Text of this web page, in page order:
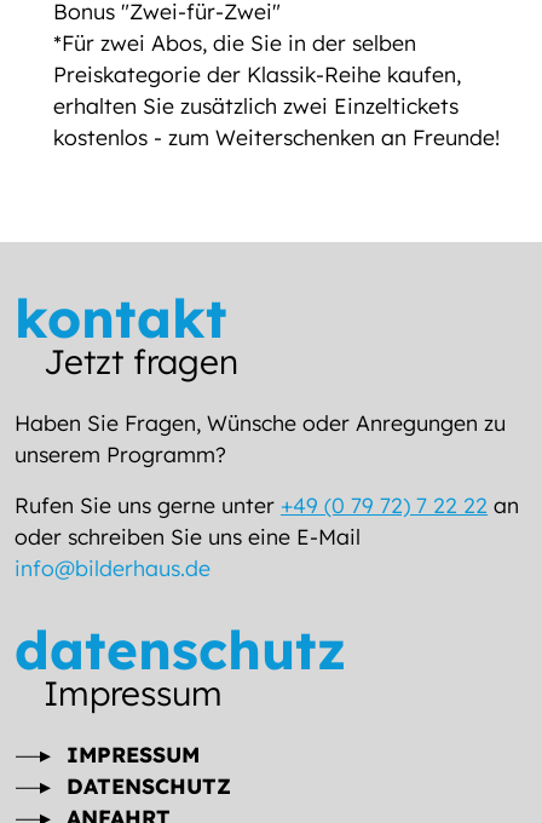
Bonus "Zwei-für-Zwei"
*Für zwei Abos, die Sie in der selben
Preiskategorie der Klassik-Reihe kaufen,
erhalten Sie zusätzlich zwei Einzeltickets
kostenlos - zum Weiterschenken an Freunde!
kontakt
Jetzt fragen
Haben Sie Fragen, Wünsche oder Anregungen zu
unserem Programm?
Rufen Sie uns gerne unter +49 (0 79 72) 7 22 22 an
oder schreiben Sie uns eine E-Mail
info@bilderhaus.de
datenschutz
Impressum
IMPRESSUM
DATENSCHUTZ
ANFAHRT